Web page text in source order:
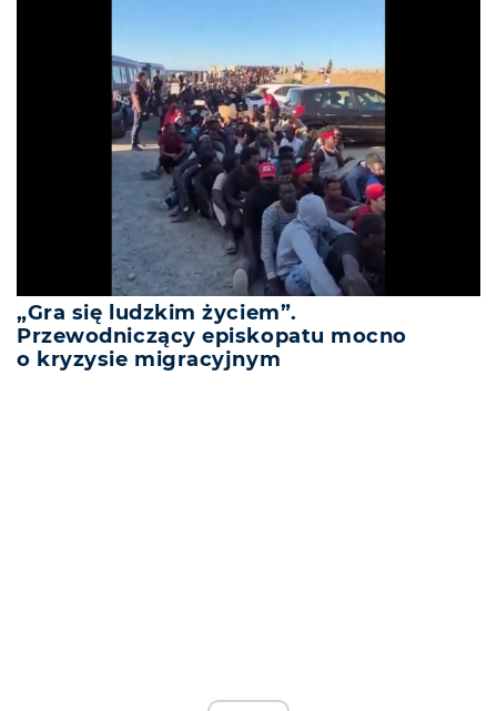
„Gra się ludzkim życiem”.
Przewodniczący episkopatu mocno
o kryzysie migracyjnym